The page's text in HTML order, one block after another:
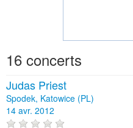
16 concerts
Judas Priest
Spodek, Katowice (PL)
14 avr. 2012